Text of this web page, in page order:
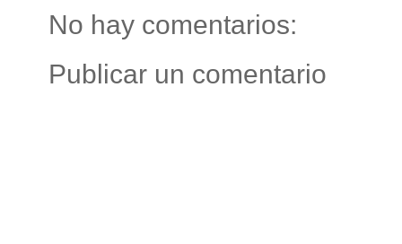
No hay comentarios:
Publicar un comentario